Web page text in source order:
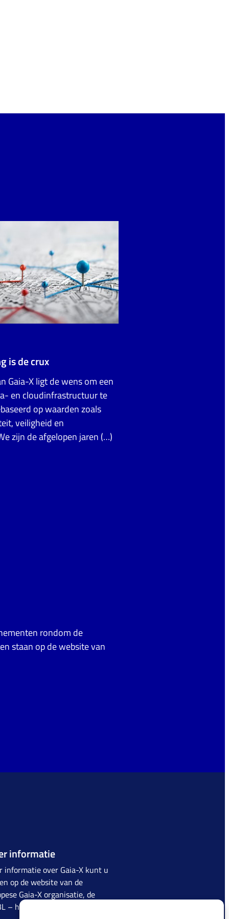
is de crux
Gaia-X ligt de wens om een
en cloudinfrastructuur te
op waarden zoals
veiligheid en
zijn de afgelopen jaren (…)
rondom de
staan op de website van
informatie
informatie over Gaia-X kunt u
op de website van de
Gaia-X organisatie, de
– https://www.Gaia-X.eu/